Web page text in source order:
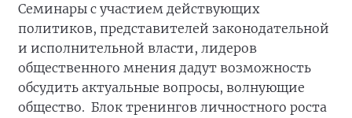
Семинары с участием действующих
политиков, представителей законодательной
и исполнительной власти, лидеров
общественного мнения дадут возможность
обсудить актуальные вопросы, волнующие
общество. Блок тренингов личностного роста